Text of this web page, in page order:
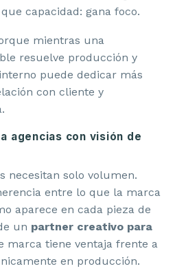
capacidad: gana foco.
mientras una
resuelve producción y
puede dedicar más
con cliente y
agencias con visión de
necesitan solo volumen.
entre lo que la marca
aparece en cada pieza de
un partner creativo para
marca tiene ventaja frente a
en producción.